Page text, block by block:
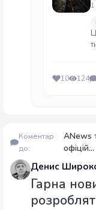
10 124
Коментар
до:
ANews
офіцій...
Денис
Гарна